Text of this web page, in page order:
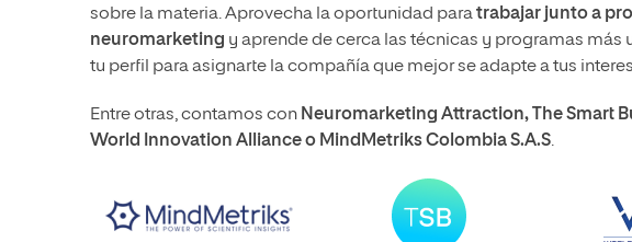
sobre la materia. Aprovecha la oportunidad paratrabajar junto a
neuromarketing y aprende de cerca las técnicas y programas
tu perfil para asignarte la compañía que mejor se adapte a tus
Entre otras, contamos con Neuromarketing Attraction, The Smart
World Innovation Alliance o MindMetriks Colombia S.A.S.